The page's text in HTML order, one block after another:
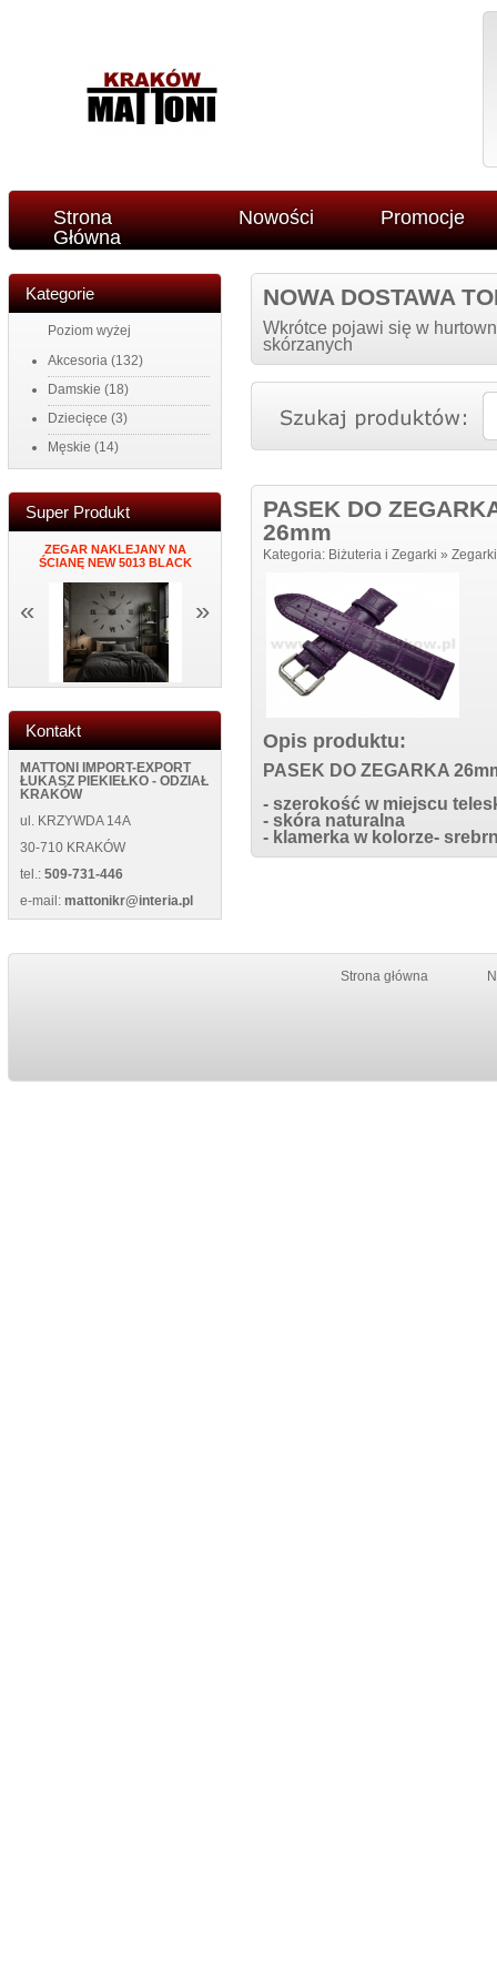
Strona
Główna
Nowości Promocje
Kategorie
Poziom wyżej
Akcesoria (132)
Damskie (18)
Dziecięce (3)
Męskie (14)
Super Produkt
ZEGAR NAKLEJANY NA
ŚCIANĘ NEW 5013 BLACK
MĘSKI PORTFEL SKÓRZANY
NEW WILD 125400 BLUE
PORTFEL
« »
Kontakt
MATTONI IMPORT-EXPORT
ŁUKASZ PIEKIEŁKO - ODZIAŁ
KRAKÓW
ul. KRZYWDA 14A
30-710 KRAKÓW
tel.: 509-731-446
e-mail: mattonikr@interia.pl
NOWA DOSTAWA
Wkrótce pojawi się w
skórzanych
PASEK DO
26mm
Kategoria: Biżuteria i Zegarki » Zegarki
Opis produktu:
PASEK DO ZEGARKA
- szerokość w miejscu
- skóra naturalna
- klamerka w kolorze-
Strona główna